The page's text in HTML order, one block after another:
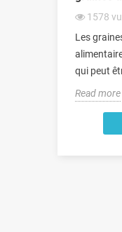
1578
Les
qui peut
Read more